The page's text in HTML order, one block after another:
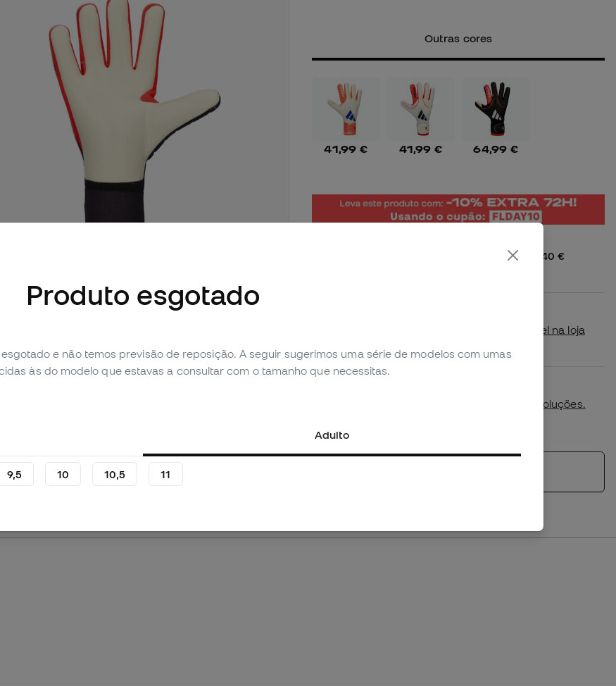
Outras cores
41,99 € 41,99 € 64,99 €
Envio gratuito a Portugal a partir de 40 €
Verifica se este produto está disponível na loja
política de devoluções.
Produto esgotado
e não temos previsão de reposição. A seguir sugerimos uma série de modelos com umas
às do modelo que estavas a consultar com o tamanho que necessitas.
Adulto
9,5 10 10,5 11